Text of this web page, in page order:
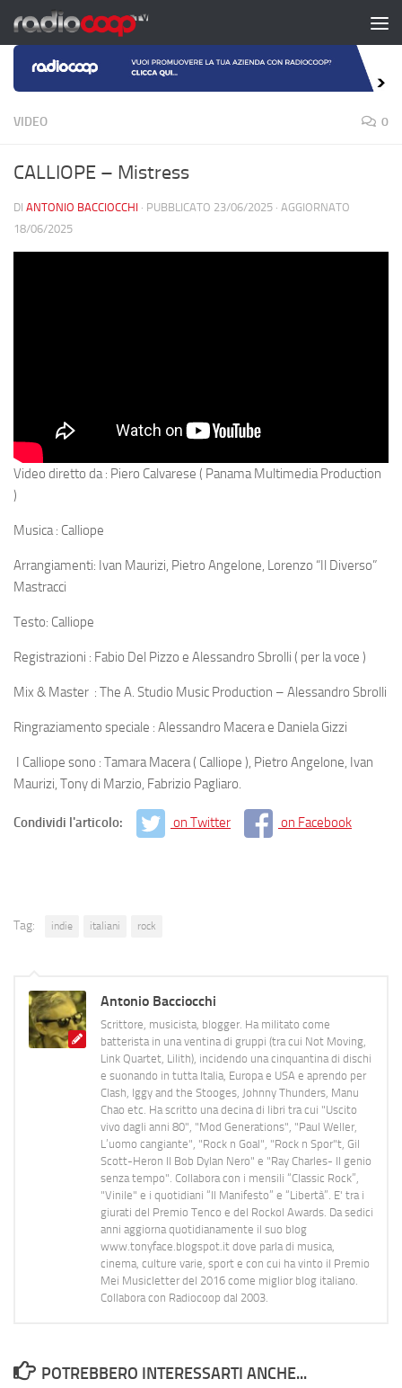
Salta al contenuto
VIDEO 0
CALLIOPE – Mistress
DI ANTONIO BACCIOCCHI · PUBBLICATO 23/06/2025 · AGGIORNATO
18/06/2025
Video diretto da : Piero Calvarese ( Panama Multimedia Production
)
Musica : Calliope
Arrangiamenti: Ivan Maurizi, Pietro Angelone, Lorenzo “Il Diverso”
Mastracci
Testo: Calliope
Registrazioni : Fabio Del Pizzo e Alessandro Sbrolli ( per la voce )
Mix & Master : The A. Studio Music Production – Alessandro Sbrolli
Ringraziamento speciale : Alessandro Macera e Daniela Gizzi
I Calliope sono : Tamara Macera ( Calliope ), Pietro Angelone, Ivan
Maurizi, Tony di Marzio, Fabrizio Pagliaro.
Condividi l'articolo: on Twitter on Facebook
Tag: indie italiani rock
Antonio Bacciocchi
Scrittore, musicista, blogger. Ha militato come
batterista in una ventina di gruppi (tra cui Not Moving,
Link Quartet, Lilith), incidendo una cinquantina di dischi
e suonando in tutta Italia, Europa e USA e aprendo per
Clash, Iggy and the Stooges, Johnny Thunders, Manu
Chao etc. Ha scritto una decina di libri tra cui "Uscito
vivo dagli anni 80", "Mod Generations", "Paul Weller,
L’uomo cangiante", "Rock n Goal", "Rock n Spor"t, Gil
Scott-Heron Il Bob Dylan Nero" e "Ray Charles- Il genio
senza tempo". Collabora con i mensili “Classic Rock”,
"Vinile" e i quotidiani “Il Manifesto” e “Libertà”. E' tra i
giurati del Premio Tenco e del Rockol Awards. Da sedici
anni aggiorna quotidianamente il suo blog
www.tonyface.blogspot.it dove parla di musica,
cinema, culture varie, sport e con cui ha vinto il Premio
Mei Musicletter del 2016 come miglior blog italiano.
Collabora con Radiocoop dal 2003.
POTREBBERO INTERESSARTI ANCHE...